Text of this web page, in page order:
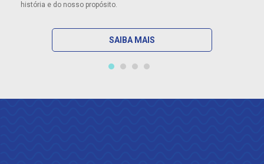
história e do nosso propósito.
SAIBA MAIS